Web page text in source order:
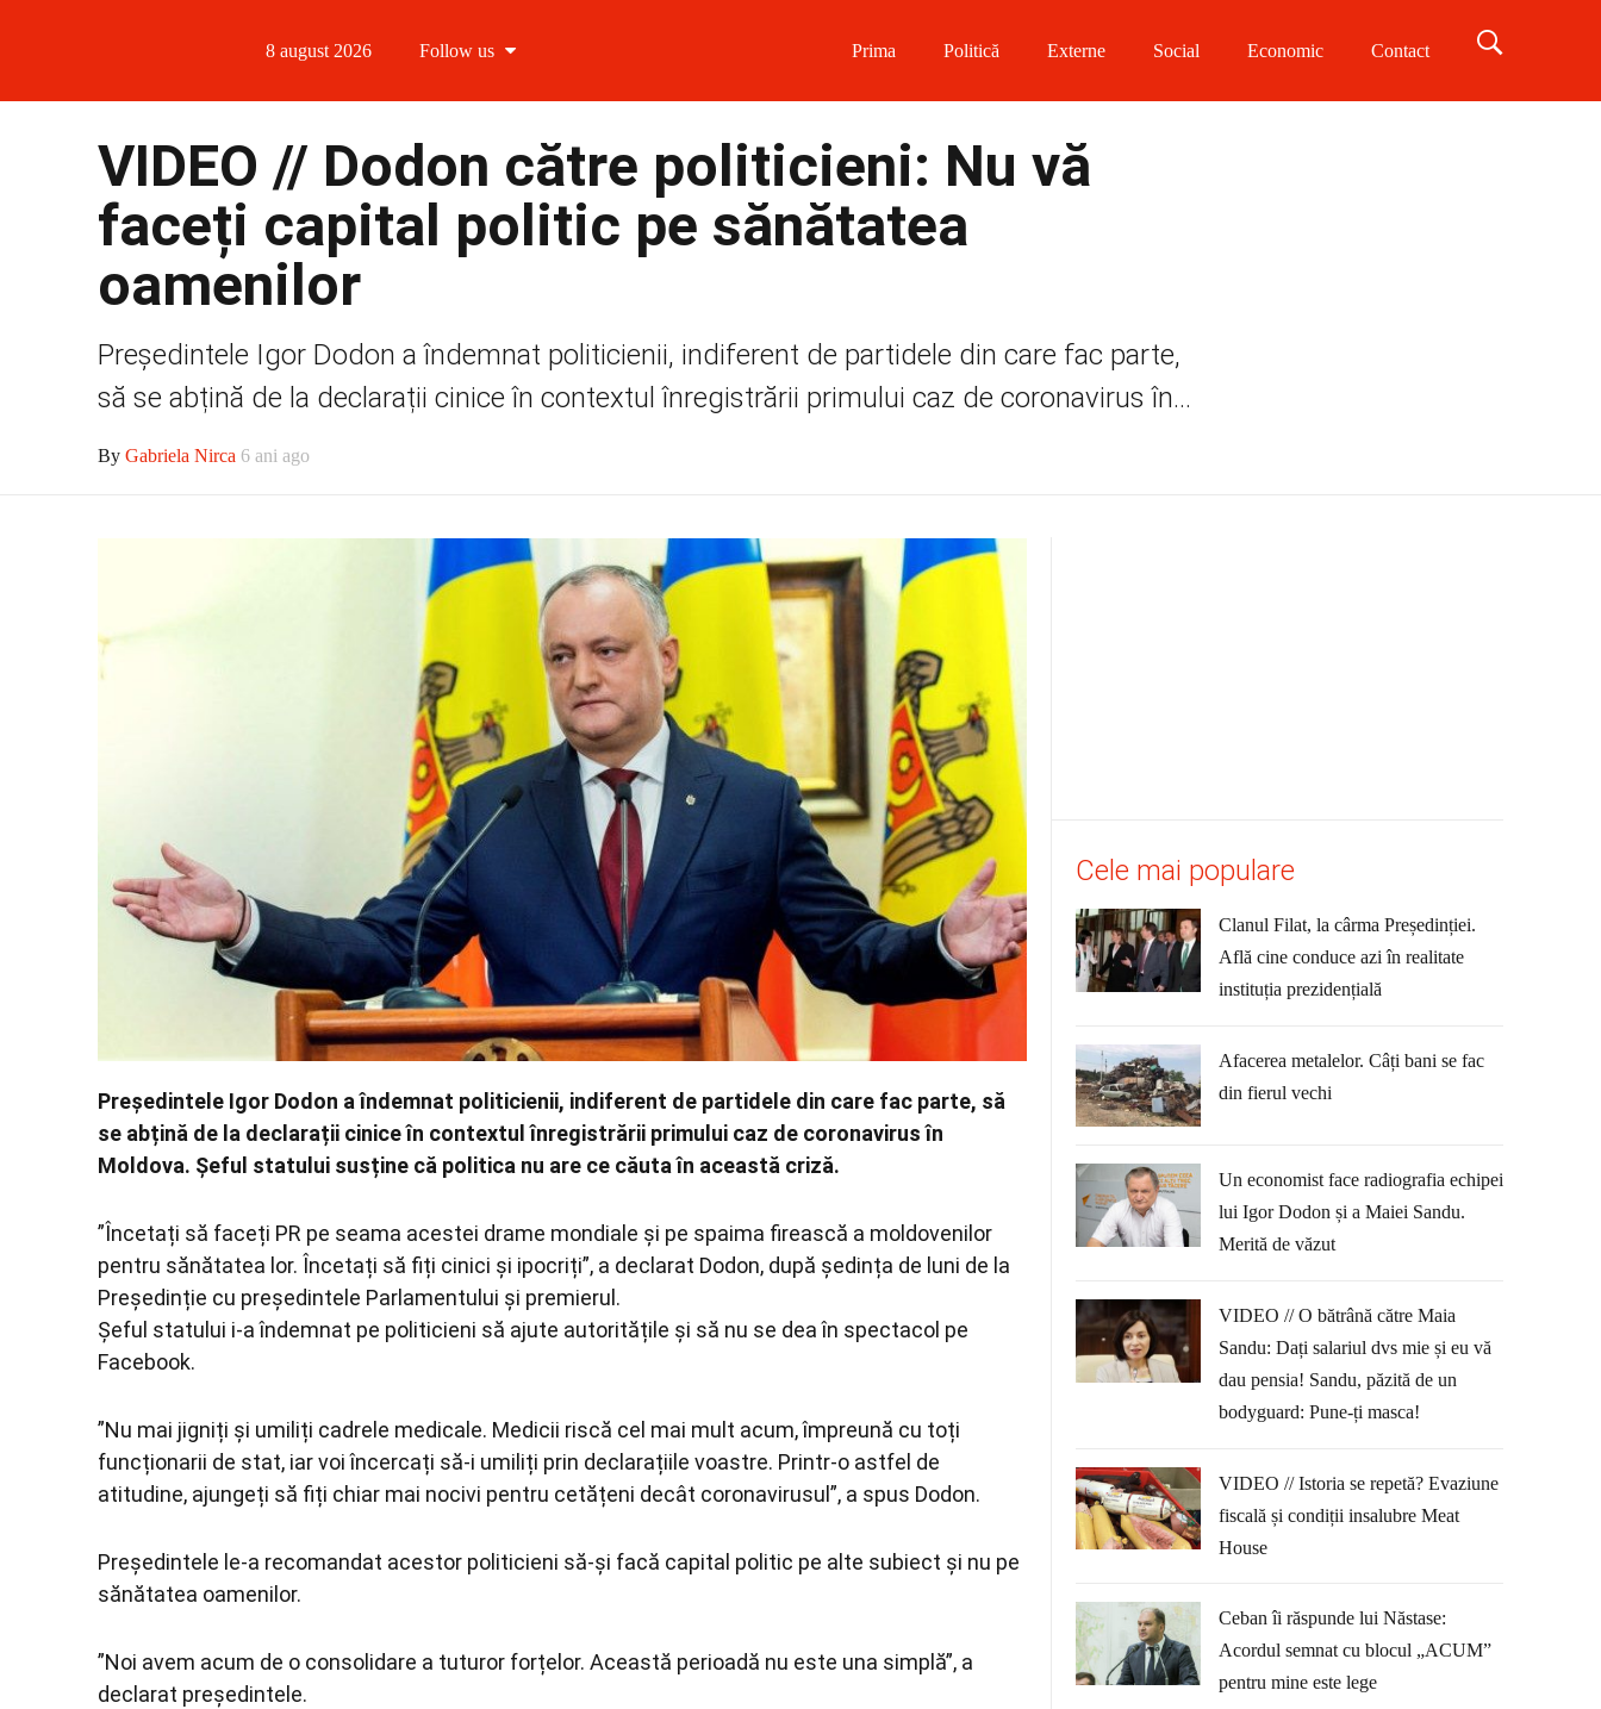
8 august 2026 Follow us
Follow us on Twitter
Prima Politică Externe Social Economic Contact
VIDEO // Dodon către politicieni: Nu vă
faceți capital politic pe sănătatea
oamenilor
Președintele Igor Dodon a îndemnat politicienii, indiferent de partidele din care fac parte,
să se abțină de la declarații cinice în contextul înregistrării primului caz de coronavirus în...
By Gabriela Nirca 6 ani ago
Președintele Igor Dodon a îndemnat politicienii, indiferent de partidele din care fac parte, să
se abțină de la declarații cinice în contextul înregistrării primului caz de coronavirus în
Moldova. Șeful statului susține că politica nu are ce căuta în această criză.
”Încetați să faceți PR pe seama acestei drame mondiale și pe spaima firească a moldovenilor
pentru sănătatea lor. Încetați să fiți cinici și ipocriți”, a declarat Dodon, după ședința de luni de la
Președinție cu președintele Parlamentului și premierul.
Șeful statului i-a îndemnat pe politicieni să ajute autoritățile și să nu se dea în spectacol pe
Facebook.
”Nu mai jigniți și umiliți cadrele medicale. Medicii riscă cel mai mult acum, împreună cu toți
funcționarii de stat, iar voi încercați să-i umiliți prin declarațiile voastre. Printr-o astfel de
atitudine, ajungeți să fiți chiar mai nocivi pentru cetățeni decât coronavirusul”, a spus Dodon.
Președintele le-a recomandat acestor politicieni să-și facă capital politic pe alte subiect și nu pe
sănătatea oamenilor.
”Noi avem acum de o consolidare a tuturor forțelor. Această perioadă nu este una simplă”, a
declarat președintele.
Cele mai populare
Clanul Filat, la cârma Președinției.
Află cine conduce azi în realitate
instituția prezidențială
Afacerea metalelor. Câți bani se fac
din fierul vechi
Un economist face radiografia echipei
lui Igor Dodon și a Maiei Sandu.
Merită de văzut
VIDEO // O bătrână către Maia
Sandu: Dați salariul dvs mie și eu vă
dau pensia! Sandu, păzită de un
bodyguard: Pune-ți masca!
VIDEO // Istoria se repetă? Evaziune
fiscală și condiții insalubre Meat
House
Ceban îi răspunde lui Năstase:
Acordul semnat cu blocul „ACUM”
pentru mine este lege